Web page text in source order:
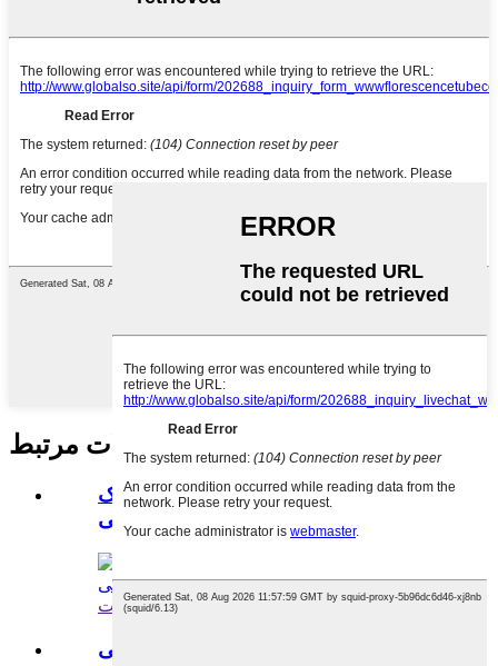
محصولات مرتبط
لوله تایر موتورسیکلت 400-8 لاستیک
مشاهده جزئیات
تیوب بوتیل ۴۱۰-۱۷ تیوب داخلی